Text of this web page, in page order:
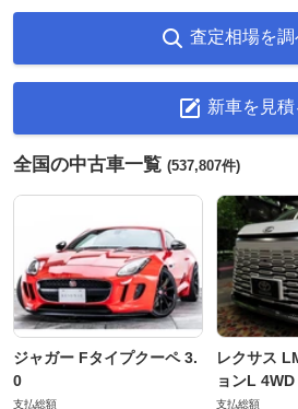
査定相場を調
新車を見積
全国の中古車一覧 (537,807件)
ジャガー Fタイプクーペ 3.
0
支払総額
レクサス
ョンL 4WD
支払総額